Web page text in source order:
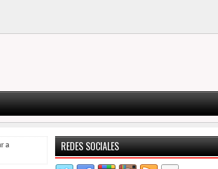
a
REDES SOCIALES